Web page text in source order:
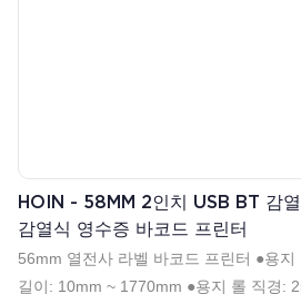
HOIN - 58MM 2인치 USB BT 감
감열식 영수증 바코드 프린터
56mm 열전사 라벨 바코드 프린터 ●용
길이: 10mm ~ 1770mm ●용지 롤 직경: